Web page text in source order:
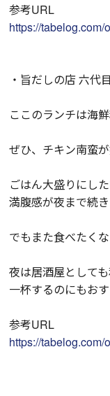
参考URL
https://
・旨だしの店 六代
ここのランチは海
ぜひ、チキン南蛮
ごはん大盛りにした
満腹感が夜まで続き
でもまた食べたく
夜は居酒屋としても
一杯するのにもおす
参考URL
https://